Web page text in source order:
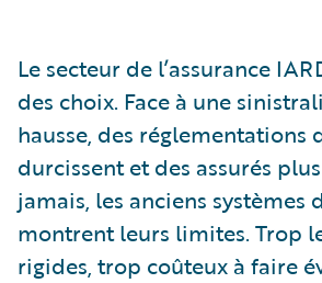
Le secteur de l’assurance
des choix. Face à une
hausse, des réglementations
durcissent et des assurés
jamais, les anciens systèmes
montrent leurs limites. Trop
rigides, trop coûteux à faire